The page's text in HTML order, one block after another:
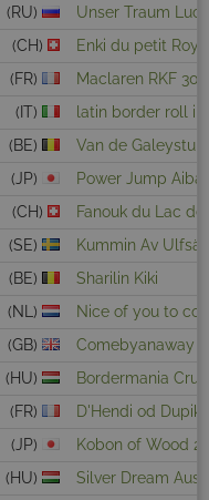
(RU)
Unser Traum
(CH)
Enki du petit
(FR)
Maclaren RKF
(IT)
latin border roll in
(BE)
Van de
(JP)
Power Jump
(CH)
Fanouk du Lac de
(SE)
Kummin Av
(BE)
Sharilin Kiki
(NL)
Nice of you to
(GB)
Comebyanaway
(HU)
Bordermania
(FR)
D'Hendi od Dupiku
(JP)
Kobon of Wood 2
(HU)
Silver Dream